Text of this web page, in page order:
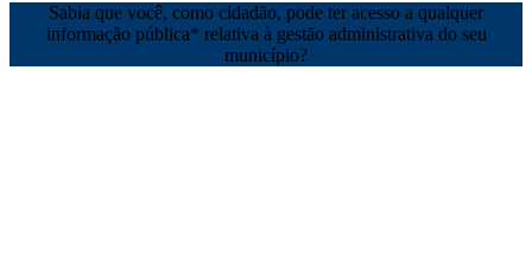
Sabia que você, como cidadão, pode ter acesso a qualquer
informação pública* relativa à gestão administrativa do seu
município?